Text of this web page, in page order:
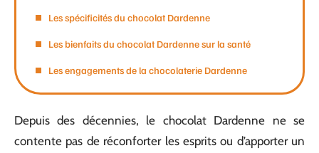
Les spécificités du chocolat Dardenne
Les bienfaits du chocolat Dardenne sur la santé
Les engagements de la chocolaterie Dardenne
Depuis des décennies, le chocolat Dardenne ne se
contente pas de réconforter les esprits ou d’apporter un